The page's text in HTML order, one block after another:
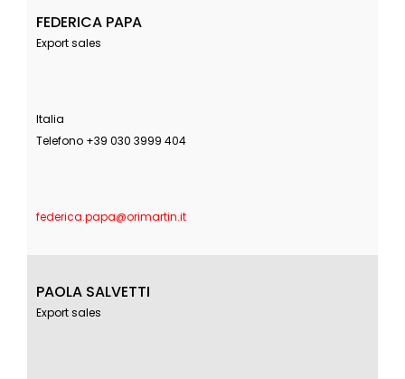
FEDERICA PAPA
Export sales
Italia
Telefono +39 030 3999 404
federica.papa@orimartin.it
PAOLA SALVETTI
Export sales